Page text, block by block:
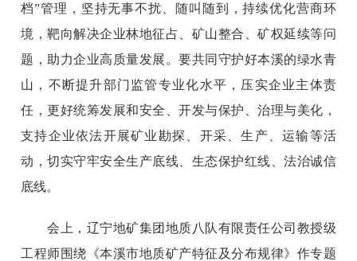
档”管理，坚持无事不扰、随叫随到，持续优化营商环
境，靶向解决企业林地征占、矿山整合、矿权延续等问
题，助力企业高质量发展。要共同守护好本溪的绿水青
山，不断提升部门监管专业化水平，压实企业主体责
任，更好统筹发展和安全、开发与保护、治理与美化，
支持企业依法开展矿业勘探、开采、生产、运输等活
动，切实守牢安全生产底线、生态保护红线、法治诚信
底线。
会上，辽宁地矿集团地质八队有限责任公司教授级
工程师围绕《本溪市地质矿产特征及分布规律》作专题